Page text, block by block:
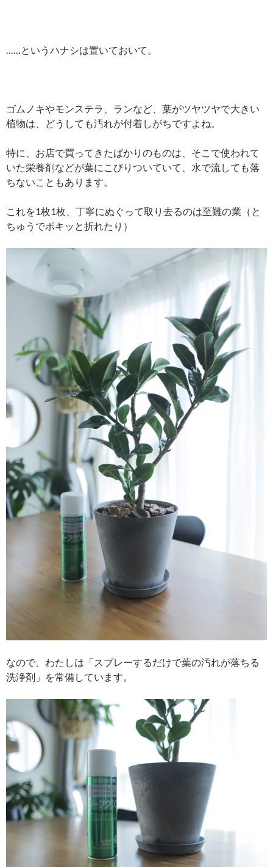
……というハナシは置いておいて。
ゴムノキやモンステラ、ランなど、葉がツヤツヤで大きい
植物は、どうしても汚れが付着しがちですよね。
特に、お店で買ってきたばかりのものは、そこで使われて
いた栄養剤などが葉にこびりついていて、水で流しても落
ちないこともあります。
これを1枚1枚、丁寧にぬぐって取り去るのは至難の業（と
ちゅうでポキッと折れたり）
なので、わたしは「スプレーするだけで葉の汚れが落ちる
洗浄剤」を常備しています。